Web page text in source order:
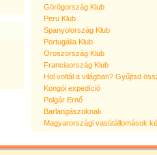
Görögország Klub
Peru Klub
Spanyolország Klub
Portugália Klub
Oroszország Klub
Franciaország Klub
Hol voltál a világban? Gyűjtsd
Kongói expedíció
Polgár Ernő
Barlangászoknak
Magyarországi vasútállomások